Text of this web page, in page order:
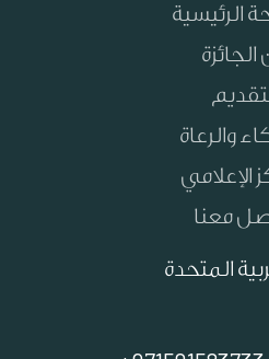
الرئيسية
والرعاة
الإعلامي
معنا
المتحدة